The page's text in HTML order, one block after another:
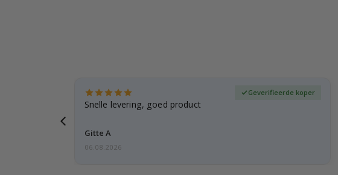
Snelle levering, goed product
Gitte A
Geverifieerde koper
06.08.2026